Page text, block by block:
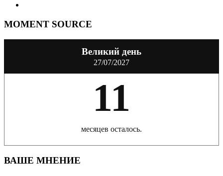
MOMENT SOURCE
Великий день
27/07/2027
11
месяцев осталось.
ВАШЕ МНЕНИЕ